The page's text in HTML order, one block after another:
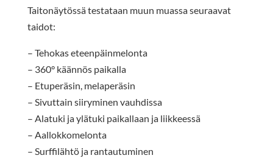
Taitonäytössä testataan muun muassa seuraavat
taidot:
– Tehokas eteenpäinmelonta
– 360° käännös paikalla
– Etuperäsin, melaperäsin
– Sivuttain siiryminen vauhdissa
– Alatuki ja ylätuki paikallaan ja liikkeessä
– Aallokkomelonta
– Surffilähtö ja rantautuminen